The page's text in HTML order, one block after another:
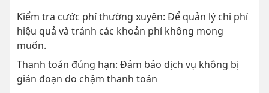
Kiểm tra cước phí thường xuyên: Để quản lý chi phí
hiệu quả và tránh các khoản phí không mong
muốn.
Thanh toán đúng hạn: Đảm bảo dịch vụ không bị
gián đoạn do chậm thanh toán